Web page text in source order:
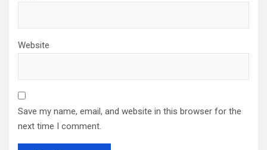
Website
Save my name, email, and website in this browser for the
next time I comment.